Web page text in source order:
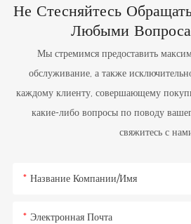
Не Стесняйтесь
Любыми
Мы стремимся предоставить
обслуживание, а также
каждому клиенту, совершающему
какие-либо вопросы по поводу
свяжитесь с
Название Компании/Имя
Электронная Почта